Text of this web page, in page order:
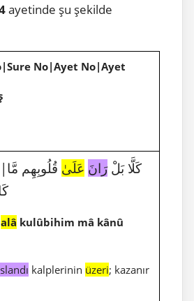
ayetinde şu şekilde
No|Ayet No|Ayet
5860|83|14|كَلَّا بَلْرَانَ عَلَىٰ قُلُوبِهِم مَّا
alâ kulûbihim mâ kânû
kalplerinin üzeri; kazanır